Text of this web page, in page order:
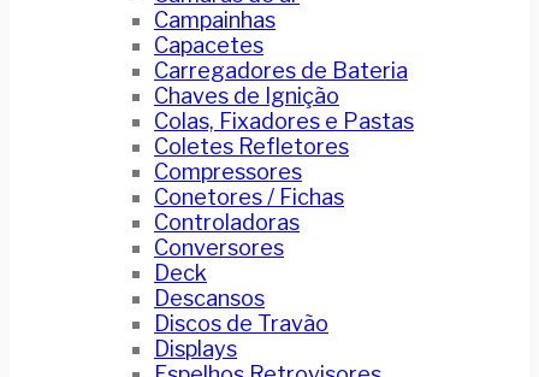
Campainhas
Capacetes
Carregadores de Bateria
Chaves de Ignição
Colas, Fixadores e Pastas
Coletes Refletores
Compressores
Conetores / Fichas
Controladoras
Conversores
Deck
Descansos
Discos de Travão
Displays